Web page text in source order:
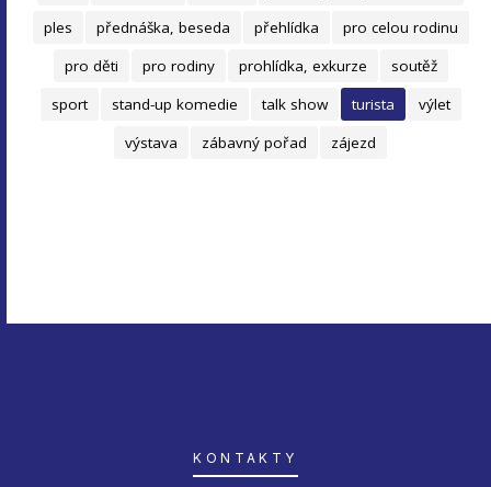
ples
přednáška, beseda přehlídka
pro celou rodinu
pro děti
pro rodiny prohlídka, exkurze
soutěž
sport
stand-up komedie talk show turista
výlet
výstava
zábavný pořad zájezd
KONTAKTY